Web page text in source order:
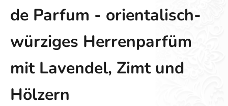
de Parfum - orientalisch-
würziges Herrenparfüm
mit Lavendel, Zimt und
Hölzern